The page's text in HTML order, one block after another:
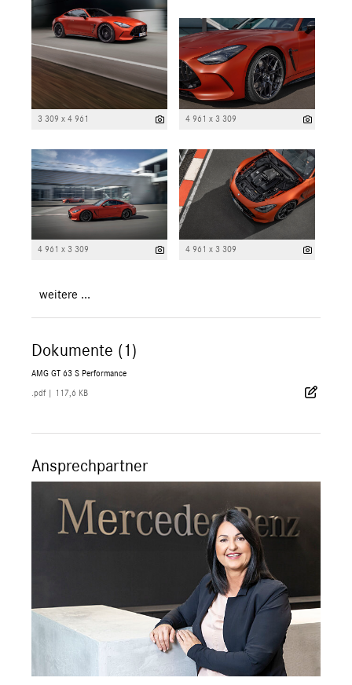
3 309 x 4 961 4 961 x 3 309
4 961 x 3 309 4 961 x 3 309
weitere ...
Dokumente (1)
AMG GT 63 S Performance
.pdf 117,6 KB
Ansprechpartner